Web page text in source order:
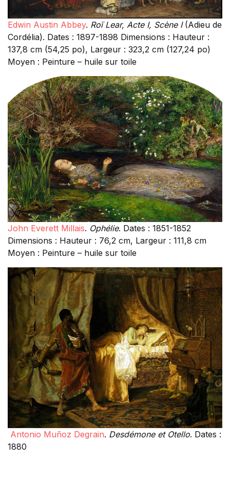
Edwin Austin Abbey. Roï Lear, Acte I, Scène I(Adieu de
Cordélia). Dates : 1897-1898 Dimensions : Hauteur :
137,8 cm (54,25 po), Largeur : 323,2 cm (127,24 po)
Moyen : Peinture – huile sur toile
John Everett Millais. Ophélie. Dates : 1851-1852
Dimensions : Hauteur : 76,2 cm, Largeur : 111,8 cm
Moyen : Peinture – huile sur toile
Antonio Muñoz Degrain. Desdémone et Otello. Dates :
1880